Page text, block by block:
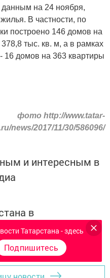
данным на 24 ноября,
В частности, по
построено 146 домов на
тыс. кв. м, а в рамках
16 домов на 363 квартиры
фото http://www.tatar-
news/2017/11/30/586096/
и интересным в
в
MАХ:
Татарстана - здесь
Подпишитесь